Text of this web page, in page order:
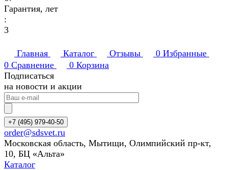
Гарантия, лет
:
3
Главная Каталог Отзывы 0 Избранные
0 Сравнение 0 Корзина
Подписаться
на новости и акции
+7 (495) 979-40-50
order@sdsvet.ru
Московская область, Мытищи, Олимпийский пр-кт,
10, БЦ «Альта»
Каталог